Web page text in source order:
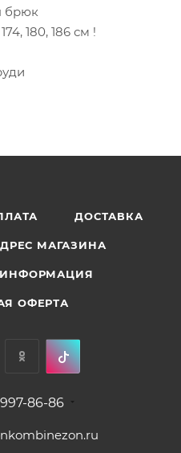
брюк
180, 186 см !
ДОСТАВКА
МАГАЗИНА
ОФЕРТА
86-86